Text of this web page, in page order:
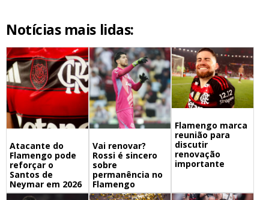
Notícias mais lidas:
Atacante do
Flamengo pode
reforçar o
Santos de
Neymar em 2026
Vai renovar?
Rossi é sincero
sobre
permanência no
Flamengo
Flamengo marca
reunião para
discutir
renovação
importante